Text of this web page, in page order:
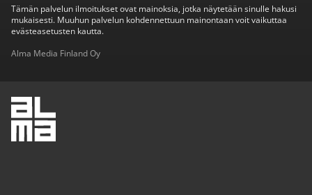
Tämän palvelun ilmoitukset ovat mainoksia, jotka näytetään sinulle hakusi
mukaisesti. Muuhun palvelun kohdennettuun mainontaan voit vaikuttaa
evästeasetusten kautta.
Alma Media Finland Oy